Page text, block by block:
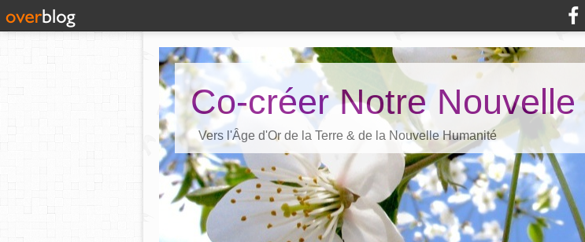
Co-créer Notre
Vers l'Âge d'Or de la Terre & de la Nouvelle Humanité